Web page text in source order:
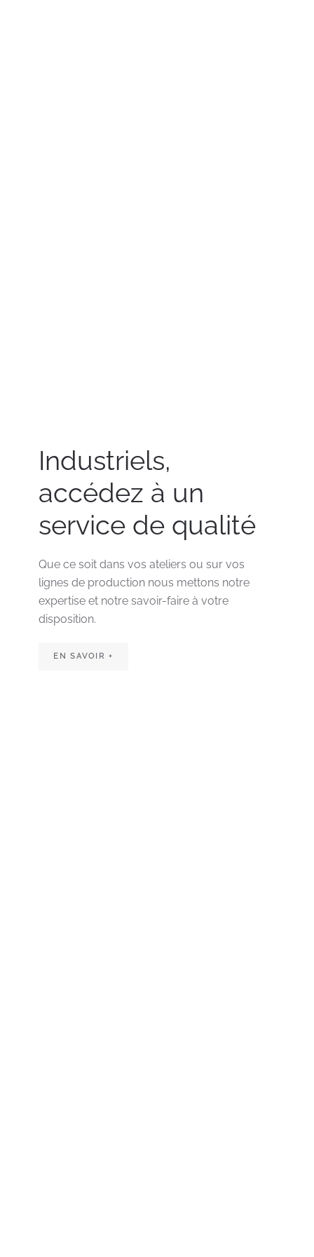
Industriels,
accédez à un
service de qualité
Que ce soit dans vos ateliers ou sur vos
lignes de production nous mettons notre
expertise et notre savoir-faire à votre
disposition.
EN SAVOIR +